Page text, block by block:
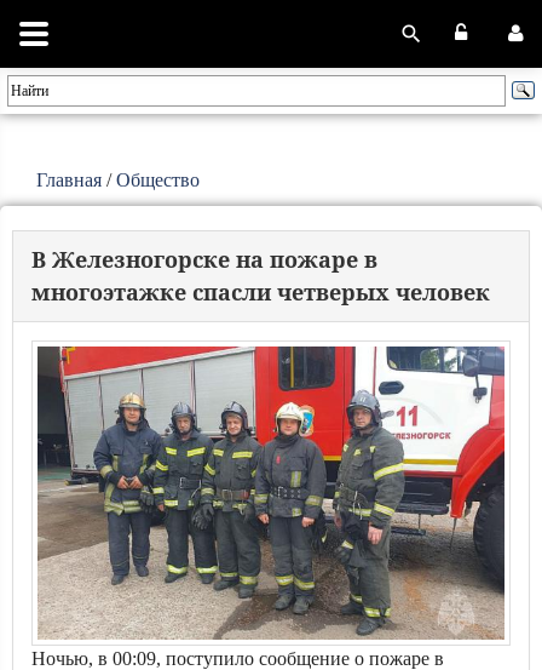
Главная /Общество
В Железногорске на пожаре в
многоэтажке спасли четверых человек
Ночью, в 00:09, поступило сообщение о пожаре в